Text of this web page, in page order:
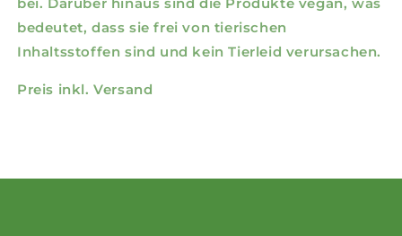
bedeutet, dass sie frei von tierischen
Inhaltsstoffen sind und kein Tierleid verursachen.
Preis inkl. Versand